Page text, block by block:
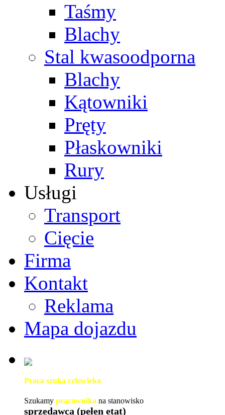
Taśmy
Blachy
Stal kwasoodporna
Blachy
Kątowniki
Pręty
Płaskowniki
Rury
Usługi
Transport
Cięcie
Firma
Kontakt
Reklama
Mapa dojazdu
Praca szuka człowieka
Szukamy pracownika na stanowisko
sprzedawca (pełen etat)